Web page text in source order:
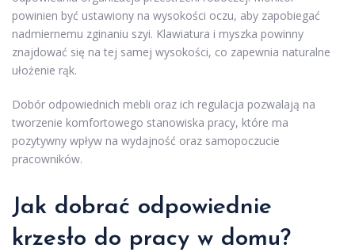
powinien być ustawiony na wysokości oczu, aby zapobiegać
nadmiernemu zginaniu szyi. Klawiatura i myszka powinny
znajdować się na tej samej wysokości, co zapewnia naturalne
ułożenie rąk.
Dobór odpowiednich mebli oraz ich regulacja pozwalają na
tworzenie komfortowego stanowiska pracy, które ma
pozytywny wpływ na wydajność oraz samopoczucie
pracowników.
Jak dobrać odpowiednie
krzesło do pracy w domu?